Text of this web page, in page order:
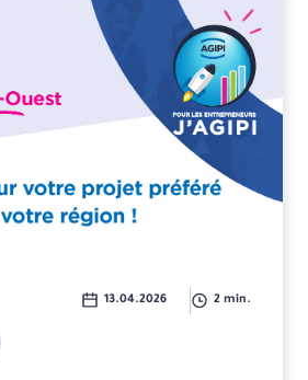
13.04.2026 2 min.